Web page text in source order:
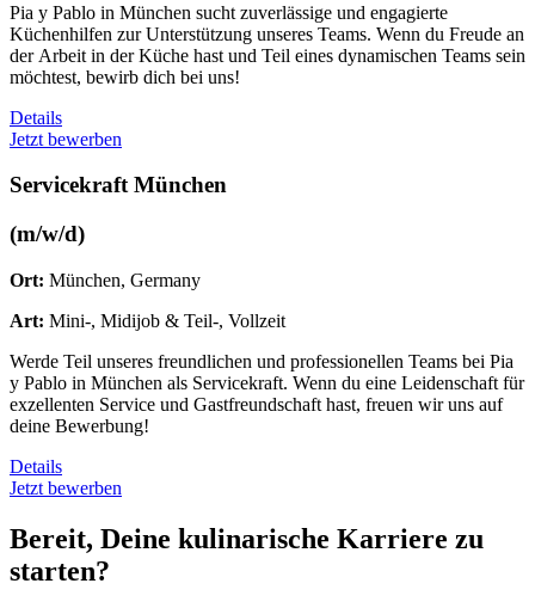
Pia y Pablo in München sucht zuverlässige und engagierte
Küchenhilfen zur Unterstützung unseres Teams. Wenn du Freude an
der Arbeit in der Küche hast und Teil eines dynamischen Teams sein
möchtest, bewirb dich bei uns!
Details
Jetzt bewerben
Servicekraft München
(m/w/d)
Ort: München, Germany
Art: Mini-, Midijob & Teil-, Vollzeit
Werde Teil unseres freundlichen und professionellen Teams bei Pia
y Pablo in München als Servicekraft. Wenn du eine Leidenschaft für
exzellenten Service und Gastfreundschaft hast, freuen wir uns auf
deine Bewerbung!
Details
Jetzt bewerben
Bereit, Deine kulinarische Karriere zu
starten?